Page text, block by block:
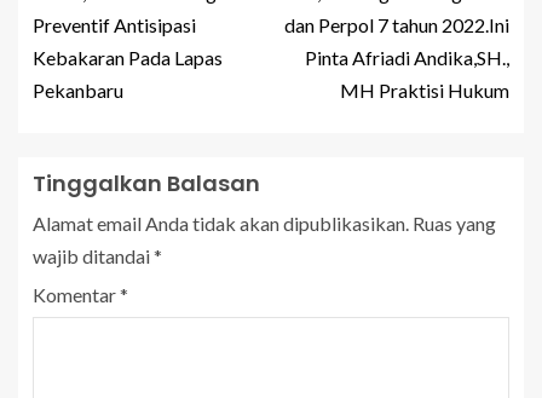
Preventif Antisipasi
Kebakaran Pada Lapas
Pekanbaru
dan Perpol 7 tahun 2022.Ini
Pinta Afriadi Andika,SH.,
MH Praktisi Hukum
Tinggalkan Balasan
Alamat email Anda tidak akan dipublikasikan. Ruas yang
wajib ditandai*
Komentar*